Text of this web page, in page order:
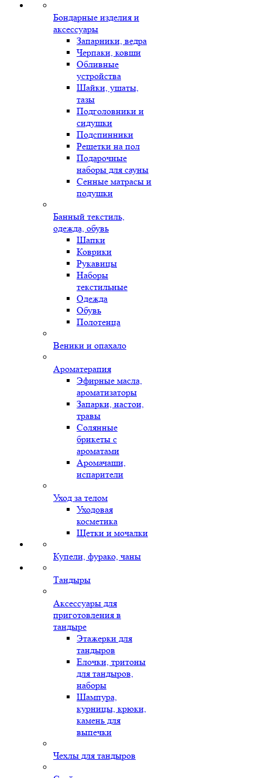
Бондарные изделия и
аксессуары
Запарники, ведра
Черпаки, ковши
Обливные
устройства
Шайки, ушаты,
тазы
Подголовники и
сидушки
Подспинники
Решетки на пол
Подарочные
наборы для сауны
Сенные матрасы и
подушки
Банный текстиль,
одежда, обувь
Шапки
Коврики
Рукавицы
Наборы
текстильные
Одежда
Обувь
Полотенца
Веники и опахало
Ароматерапия
Эфирные масла,
ароматизаторы
Запарки, настои,
травы
Солянные
брикеты с
ароматами
Аромачаши,
испарители
Уход за телом
Уходовая
косметика
Щетки и мочалки
Купели, фурако, чаны
Тандыры
Аксессуары для
приготовления в
тандыре
Этажерки для
тандыров
Елочки, тритоны
для тандыров,
наборы
Шампура,
курницы, крюки,
камень для
выпечки
Чехлы для тандыров